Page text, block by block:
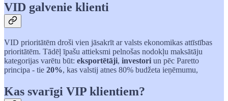
VID galvenie klienti
VID prioritātēm droši vien jāsakrīt ar valsts ekonomikas attīstības
prioritātēm. Tādēļ īpašu attieksmi pelnošas nodokļu maksātāju
kategorijas varētu būt: eksportētāji, investori un pēc Paretto
principa - tie 20%, kas valstij atnes 80% budžeta ieņēmumu,
Kas svarīgi VIP klientiem?